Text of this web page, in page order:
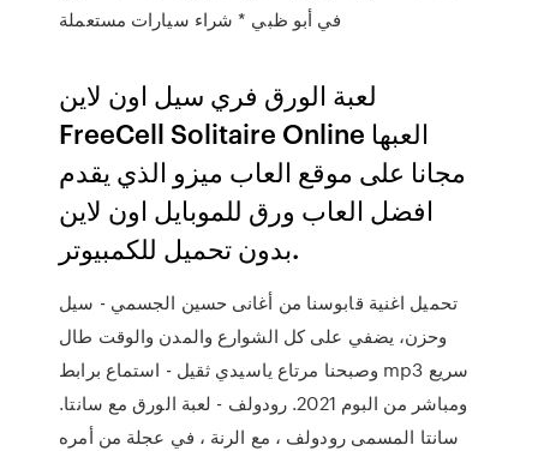
لعبة الورق فري سيل اون لاين
FreeCell Solitaire Online العبها
مجانا على موقع العاب ميزو الذي يقدم
افضل العاب ورق للموبايل اون لاين
بدون تحميل للكمبيوتر.
تحميل اغنية قابوسنا من أغانى حسين الجسمي - سيل
وحزن، يضفي على كل الشوارع والمدن والوقت طال
وصبحنا مرتاع ياسيدي ثقيل - استماع برابط mp3 سريع
ومباشر من البوم 2021. رودولف - لعبة الورق مع سانتا.
سانتا المسمى رودولف ، مع الرنة ، في عجلة من أمره